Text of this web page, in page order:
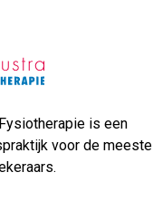
is een
voor de meeste